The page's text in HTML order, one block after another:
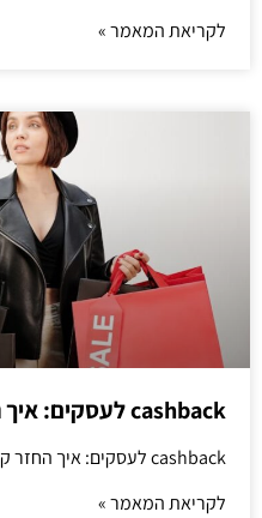
לקריאת המאמר »
cashback לעסקים: איך החזר קטן יוצר יתרון גדול
cashback לעסקים: איך החזר קטן יוצר יתרון גדול
לקריאת המאמר »